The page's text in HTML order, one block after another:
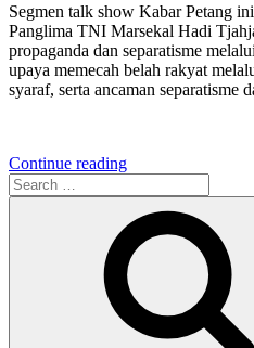
Segmen talk show Kabar Petang
Panglima TNI Marsekal Hadi
propaganda dan separatisme
upaya memecah belah rakyat
syaraf, serta ancaman separatisme
Continue reading“Kabar
Tv
One:
Konten-
konten
yang
Berpotensi
Timbulkan
Perpecahan
Search
for: